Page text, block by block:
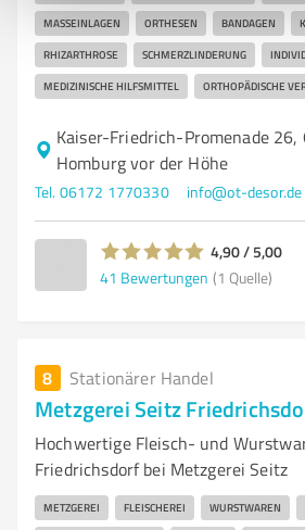
MASSEINLAGEN ORTHESEN BANDAGEN
RHIZARTHROSE SCHMERZLINDERUNG
MEDIZINISCHE HILFSMITTEL ORTHOPÄDISCHE
Kaiser-Friedrich-Promenade 26,
Homburg vor der Höhe
Tel. 06172 1770330 info@ot-desor.de
4,90 / 5,00
41 Bewertungen (1 Quelle)
8 Stationärer Handel
Metzgerei Seitz
Hochwertige Fleisch- und
Friedrichsdorf bei Metzgerei Seitz
METZGEREI FLEISCHEREI WURSTWAREN